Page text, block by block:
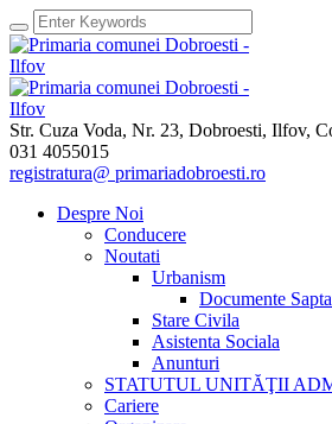
Str. Cuza Voda, Nr. 23, Dobroesti, Ilfov,
031 4055015
registratura@ primariadobroesti.ro
Despre Noi
Conducere
Noutati
Urbanism
Documente
Stare Civila
Asistenta Sociala
Anunturi
STATUTUL UNITĂŢII
Cariere